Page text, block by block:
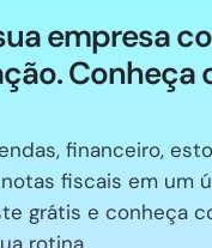
empresa
Conheça
financeiro,
fiscais em um
grátis e conheça